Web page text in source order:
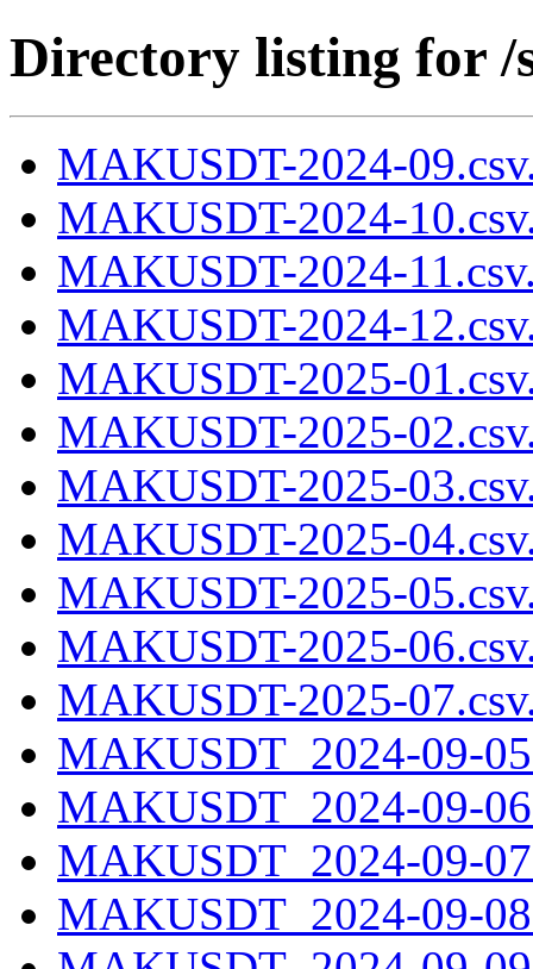
Directory listing for
MAKUSDT-2024-
MAKUSDT-2024-
MAKUSDT-2024-
MAKUSDT-2024-
MAKUSDT-2025-
MAKUSDT-2025-
MAKUSDT-2025-
MAKUSDT-2025-
MAKUSDT-2025-
MAKUSDT-2025-
MAKUSDT-2025-
MAKUSDT_2024-09-
MAKUSDT_2024-09-
MAKUSDT_2024-09-
MAKUSDT_2024-09-